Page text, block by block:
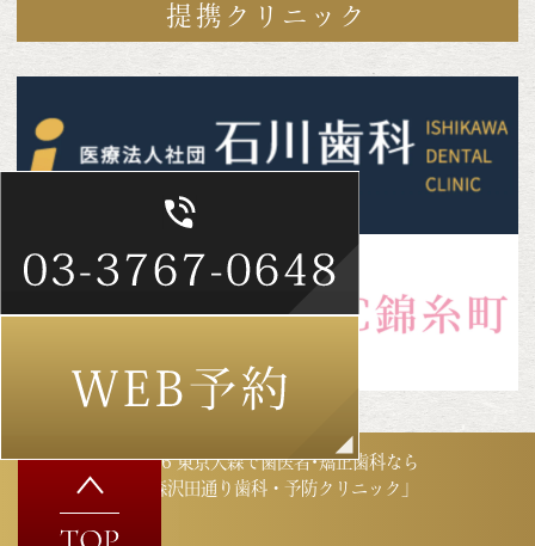
提携クリニック
©2026 東京大森で歯医者･矯正歯科なら
「大森沢田通り歯科・予防クリニック」